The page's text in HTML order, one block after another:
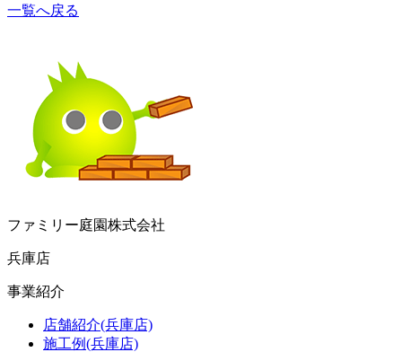
一覧へ戻る
ファミリー庭園株式会社
兵庫店
事業紹介
店舗紹介(兵庫店)
施工例(兵庫店)